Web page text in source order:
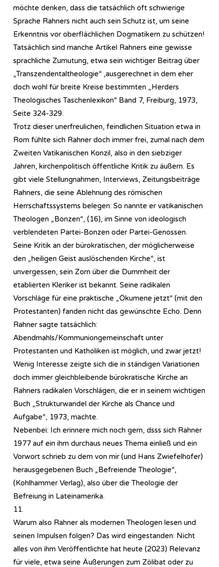
möchte denken, dass die tatsächlich oft schwierige
Sprache Rahners nicht auch sein Schutz ist, um seine
Erkenntnis vor oberflächlichen Dogmatikern zu schützen!
Tatsächlich sind manche Artikel Rahners eine gewisse
sprachliche Zumutung, etwa sein wichtiger Beitrag über
„Transzendentaltheologie“ ,ausgerechnet in dem eher
doch wohl für breite Kreise bestimmten „Herders
Theologisches Taschenlexikon“ Band 7, Freiburg, 1973,
Seite 324-329.
Trotz dieser unerfreulichen, feindlichen Situation etwa in
Rom fühlte sich Rahner doch immer frei, zumal nach dem
Zweiten Vatikanischen Konzil, also in den siebziger
Jahren, kirchenpolitisch öffentliche Kritik zu äußern. Es
gibt viele Stellungnahmen, Interviews, Zeitungsbeiträge
Rahners, die seine Ablehnung des römischen
Herrschaftssystems belegen: So nannte er vatikanischen
Theologen „Bonzen“, (16), im Sinne von ideologisch
verblendeten Partei-Bonzen oder Partei-Genossen.
Seine Kritik an der bürokratischen, der möglicherweise
den „heiligen Geist auslöschenden Kirche“, ist
unvergessen, sein Zorn über die Dummheit der
etablierten Kleriker ist bekannt. Seine radikalen
Vorschläge für eine praktische „Ökumene jetzt“ (mit den
Protestanten) fanden nicht das gewünschte Echo. Denn
Rahner sagte tatsächlich:
Abendmahls/Kommuniongemeinschaft unter
Protestanten und Katholiken ist möglich, und zwar jetzt!
Wenig Interesse zeigte sich die in ständigen Variationen
doch immer gleichbleibende bürokratische Kirche an
Rahners radikalen Vorschlägen, die er in seinem wichtigen
Buch „Strukturwandel der Kirche als Chance und
Aufgabe“, 1973, machte.
Nebenbei: Ich erinnere mich noch gern, dsss sich Rahner
1977 auf ein ihm durchaus neues Thema einließ und ein
Vorwort schrieb zu dem von mir (und Hans Zwiefelhofer)
herausgegebenen Buch „Befreiende Theologie“,
(Kohlhammer Verlag), also über die Theologie der
Befreiung in Lateinamerika.
11.
Warum also Rahner als modernen Theologen lesen und
seinen Impulsen folgen? Das wird eingestanden: Nicht
alles von ihm Veröffentlichte hat heute (2023) Relevanz
für viele, etwa seine Äußerungen zum Zölibat oder zu